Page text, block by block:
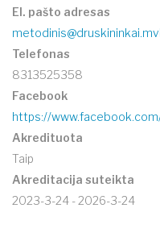
El. pašto adresas
Telefonas
8313525358
Facebook
https://
Akredituota
Taip
Akreditacija suteikta
2023-3-24 - 2026-3-24